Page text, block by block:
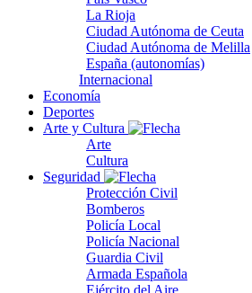
La Rioja
Ciudad Autónoma de Ceuta
Ciudad Autónoma de Melilla
España (autonomías)
Internacional
Economía
Deportes
Arte y Cultura
Arte
Cultura
Seguridad
Protección Civil
Bomberos
Policía Local
Policía Nacional
Guardia Civil
Armada Española